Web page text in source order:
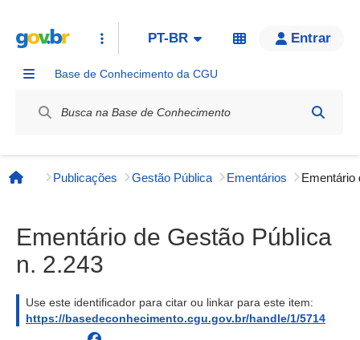
PT-BR Entrar
Base de Conhecimento da CGU
Página inicial
Publicações Gestão Pública Ementários
Ementário de Gestão Pública
n. 2.243
Use este identificador para citar ou linkar para este item:
https://basedeconhecimento.cgu.gov.br/handle/1/5714